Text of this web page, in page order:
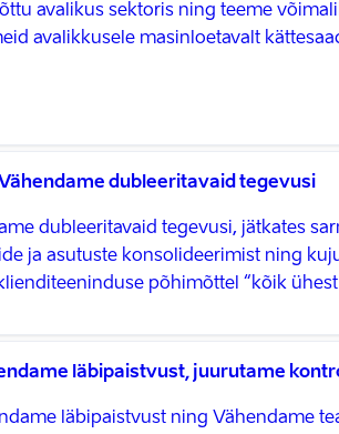
avalikus sektoris ning teeme
avalikkusele masinloetavalt
Vähendame dubleeritavaid tegevusi
dubleeritavaid tegevusi, jätkates
ja asutuste konsolideerimist ning
põhimõttel “kõik ühest
läbipaistvust, juurutame
läbipaistvust ning Vähendame